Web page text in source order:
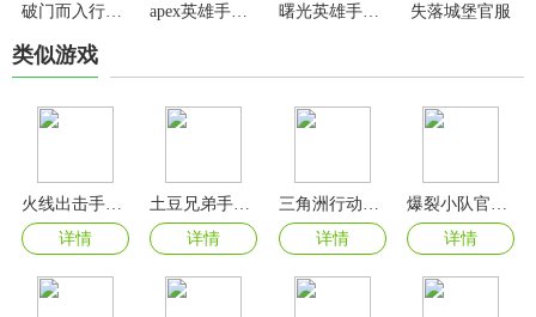
破门而入行动小队最新版本 曙光英雄手游最新版 失落城堡官服
类似游戏
火线出击手游官方版
详情
详情
详情
详情